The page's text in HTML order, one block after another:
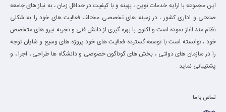
این مجموعه با ارایه خدمات نوین ، بهینه و با کیفیت در حداقل زمان ، به نیاز های جامعه
صنعتی و اداری کشور ، در زمینه های تخصصی مختلف فعالیت های خود را به شکلی
نظام مند اغاز نموده است و اکنون با بهره گیری از دانش فنی و تجربه نیرو های متخصص
خود ، توانسته است با توسعه گسترده فعالیت های خود پروژه های وسیع و شایان توجه
را در سازمان های دولتی ، بخش های گوناگون خصوصی و دانشگاه ها طراحی ، اجرا ، و
پشتیبانی نماید .
تماس با ما